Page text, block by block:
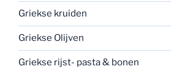
Griekse kruiden
Griekse Olijven
Griekse rijst- pasta & bonen